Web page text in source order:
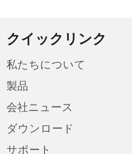
クイックリンク
私たちについて
製品
会社ニュース
ダウンロード
サポート